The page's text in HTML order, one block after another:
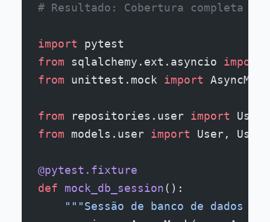
# Resultado: Cobertura completa
import pytest
from sqlalchemy.ext.asyncio import
from unittest.mock import
from repositories.user import
from models.user import User,
@pytest.fixture
def mock_db_session():
"""Sessão de banco de dados